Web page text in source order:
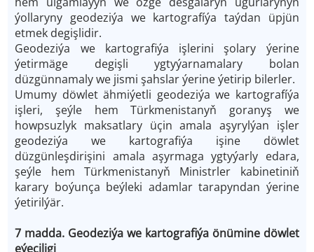
ýollaryny geodeziýa we kartografíýa taýdan üpjün
etmek degişlidir.
Geodeziýa we kartografiýa işlerini şolary ýerine
ýetirmäge degişli ygtyýarnamalary bolan
düzgünnamaly we jismi şahslar ýerine ýetirip bilerler.
Umumy döwlet ähmiýetli geodeziýa we kartografíýa
işleri, şeýle hem Türkmenistanyň goranyş we
howpsuzlyk maksatlary üçin amala aşyrylýan işler
geodeziýa we kartografiýa işine döwlet
düzgünleşdirişini amala aşyrmaga ygtyýarly edara,
şeýle hem Türkmenistanyň Ministrler kabinetiniň
karary boýunça beýleki adamlar tarapyndan ýerine
ýetirilýär.
7 madda. Geodeziýa we kartografiýa önümine döwlet
eýeçiligi